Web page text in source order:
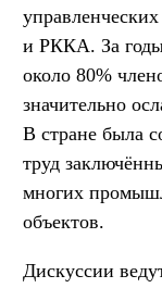
и РККА. За
около 80%
значительно
В стране была
труд
многих
объектов.
Дискуссии